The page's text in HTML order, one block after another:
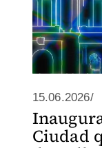
15.06.2026/
Ciudad